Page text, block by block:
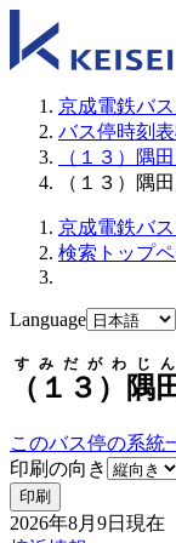
京成電鉄バ
バス停時刻
（１３）隅
（１３）隅
京成電鉄バ
検索トップ
Language
（１３）隅
すみだがわじ
このバス停の系統
印刷の向き
印刷
2026年8月9日 現在